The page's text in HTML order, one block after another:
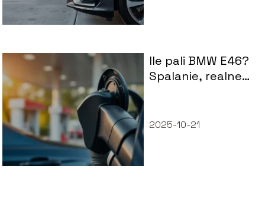
Ile pali BMW E46?
Spalanie, realne
2025-10-21